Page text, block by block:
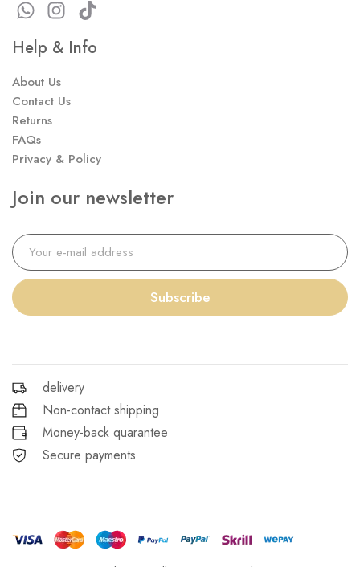
Help & Info
About Us
Contact Us
Returns
FAQs
Privacy & Policy
Join our newsletter
Subscribe
delivery
Non-contact shipping
Money-back quarantee
Secure payments